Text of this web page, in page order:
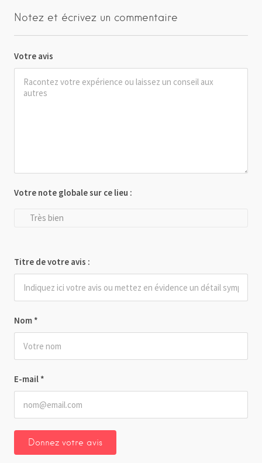
Notez et écrivez un commentaire
Votre avis
Nom *
E-mail *
Votre note globale sur ce lieu :
Très bien
Titre de votre avis :